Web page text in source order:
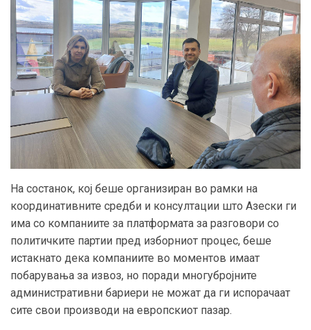
На состанок, кој беше организиран во рамки на
координативните средби и консултации што Азески ги
има со компаниите за платформата за разговори со
политичките партии пред изборниот процес, беше
истакнато дека компаниите во моментов имаат
побарувања за извоз, но поради многубројните
административни бариери не можат да ги испорачаат
сите свои производи на европскиот пазар.